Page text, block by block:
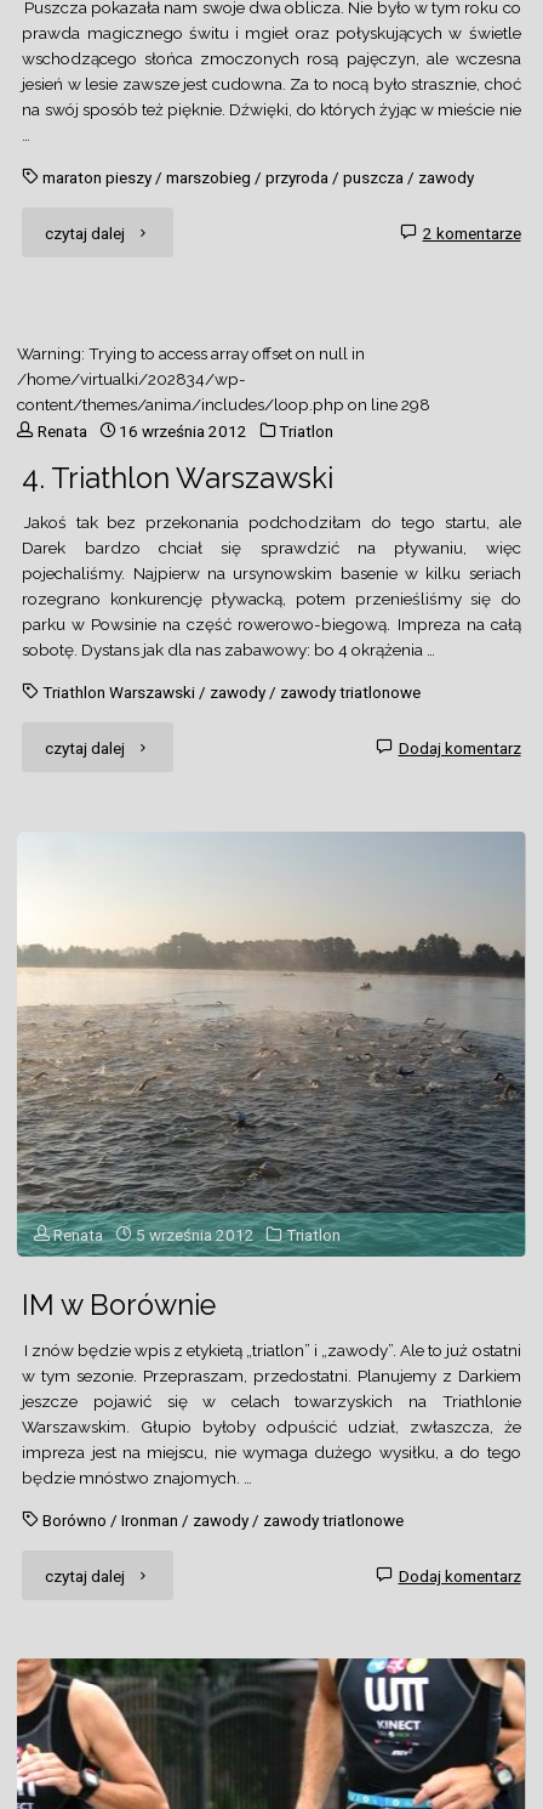
Puszcza pokazała nam swoje dwa oblicza. Nie było w tym roku co
prawda magicznego świtu i mgieł oraz połyskujących w świetle
wschodzącego słońca zmoczonych rosą pajęczyn, ale wczesna
jesień w lesie zawsze jest cudowna. Za to nocą było strasznie, choć
na swój sposób też pięknie. Dźwięki, do których żyjąc w mieście nie
maraton pieszy/ marszobieg / przyroda / puszcza / zawody
czytaj dalej "Puszcza
i
straszna"
2 komentarze
Warning: Trying to access array offset on null in
/home/virtualki/202834/wp-
content/themes/anima/includes/loop.php on line298
Renata
16 września 2012 Triatlon
4. Triathlon Warszawski
Jakoś tak bez przekonania podchodziłam do tego startu, ale
Darek bardzo chciał się sprawdzić na pływaniu, więc
pojechaliśmy. Najpierw na ursynowskim basenie w kilku seriach
rozegrano konkurencję pływacką, potem przenieśliśmy się do
parku w Powsinie na część rowerowo-biegową. Impreza na całą
sobotę. Dystans jak dla nas zabawowy: bo 4 okrążenia …
Triathlon Warszawski/ zawody/ zawody triatlonowe
czytaj dalej "4. Dodaj komentarz
Renata 5 września 2012 Triatlon
IM w Borównie
I znów będzie wpis z etykietą „triatlon” i „zawody”. Ale to już ostatni
w tym sezonie. Przepraszam, przedostatni. Planujemy z Darkiem
jeszcze pojawić się w celach towarzyskich na Triathlonie
Warszawskim. Głupio byłoby odpuścić udział, zwłaszcza, że
impreza jest na miejscu, nie wymaga dużego wysiłku, a do tego
będzie mnóstwo znajomych. …
Borówno / Ironman / zawody/ zawody triatlonowe
czytaj dalej "IM
Borównie"
Dodaj komentarz